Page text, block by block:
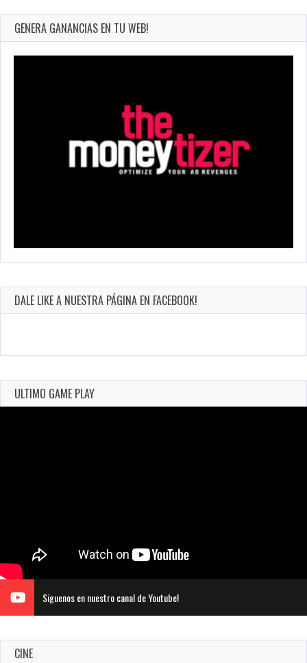
GENERA GANANCIAS EN TU WEB!
DALE LIKE A NUESTRA PÁGINA EN FACEBOOK!
ULTIMO GAME PLAY
Siguenos en nuestro canal de Youtube!
CINE